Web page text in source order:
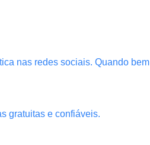
nas redes sociais. Quando bem
gratuitas e confiáveis.